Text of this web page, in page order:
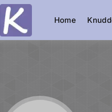
die Community
Home